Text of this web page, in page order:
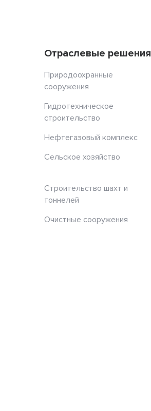
Отраслевые решения
Природоохранные
сооружения
Гидротехническое
строительство
Нефтегазовый комплекс
Сельское хозяйство
Строительство шахт и
тоннелей
Очистные сооружения